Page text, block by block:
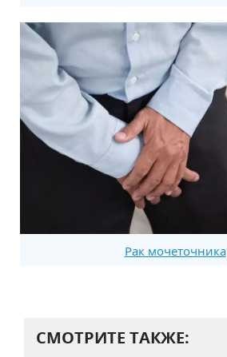
Рак мочеточника
СМОТРИТЕ ТАКЖЕ: